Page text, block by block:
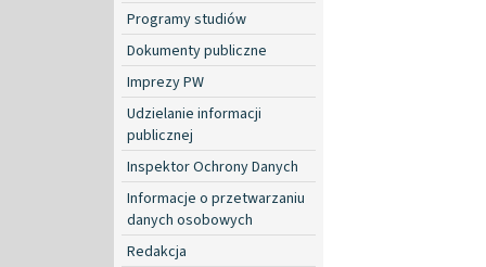
Programy studiów
Dokumenty publiczne
Imprezy PW
Udzielanie informacji
publicznej
Inspektor Ochrony Danych
Informacje o przetwarzaniu
danych osobowych
Redakcja